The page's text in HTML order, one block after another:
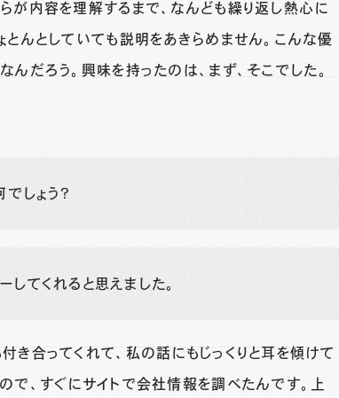
が内容を理解するまで、なんども繰り返し熱心に
とんとしていても説明をあきらめません。こんな優
だろう。興味を持ったのは、まず、そこでした。
しょう？
してくれると思えました。
き合ってくれて、私の話にもじっくりと耳を傾けて
で、すぐにサイトで会社情報を調べたんです。上